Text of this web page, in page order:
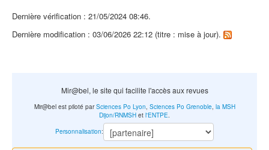
Dernière vérification : 21/05/2024 08:46.
Dernière modification : 03/06/2026 22:12 (titre : mise à jour).
Mir@bel, le site qui facilite l'accès aux revues
Mir@bel est piloté parSciences Po Lyon, Sciences Po Grenoble, la MSH
Dijon/RNMSH et l'ENTPE.
Personnalisation: